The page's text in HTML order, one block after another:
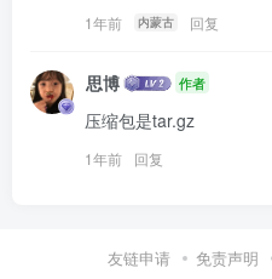
1年前 内蒙古 回复
思博 作者
压缩包是tar.gz
1年前 回复
友链申请 免责声明